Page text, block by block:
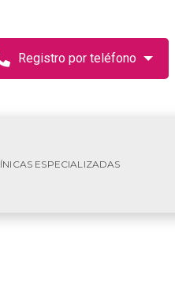
ESPECIALIZADAS